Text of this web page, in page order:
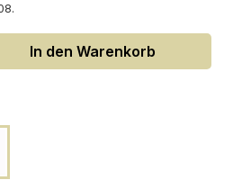
Gib den
In den Warenkorb